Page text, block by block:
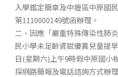
入學鑑定簡章及中壢區中原國
第1110000149號函辦理。
二、因應「嚴重特殊傳染性肺
民小學未足齡資賦優異兒童提
日(星期六)上午9時假中原國小
採網路簡報及電話諮詢方式辦理